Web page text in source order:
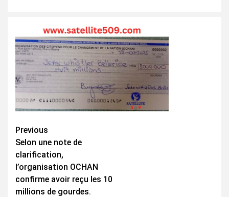
Continue
Reading
Previous
Selon une note de
clarification,
l’organisation OCHAN
confirme avoir reçu les 10
millions de gourdes.